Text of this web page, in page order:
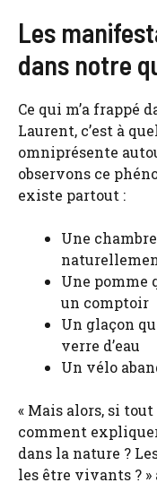
Les
dans notre
Ce qui m’a frappé
Laurent, c’est à
omniprésente
observons ce
existe partout :
Une
Une pomme
un comptoir
Un glaçon
verre d’eau
Un vélo
« Mais alors, si
comment
dans la nature ?
les être vivants ? »